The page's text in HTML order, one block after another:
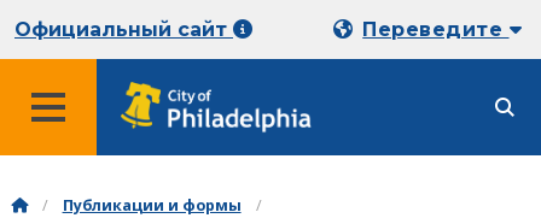
Официальный сайт Переведите
Публикации и формы